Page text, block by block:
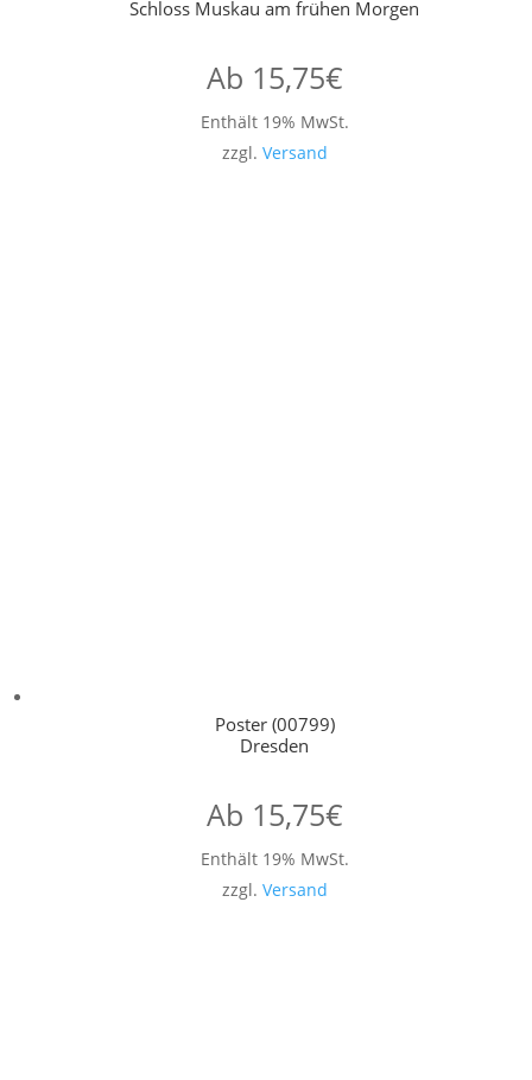
Schloss Muskau am frühen Morgen
Ab 15,75€
Enthält 19% MwSt.
zzgl. Versand
Poster (00799)
Dresden
Ab 15,75€
Enthält 19% MwSt.
zzgl. Versand